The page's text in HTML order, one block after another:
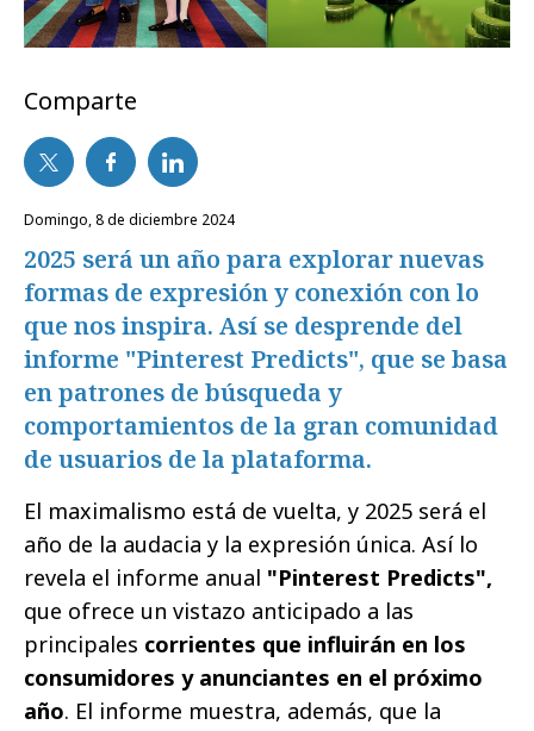
Comparte
domingo, 8 de diciembre 2024
2025 será un año para explorar nuevas
formas de expresión y conexión con lo
que nos inspira. Así se desprende del
informe "Pinterest Predicts", que se basa
en patrones de búsqueda y
comportamientos de la gran comunidad
de usuarios de la plataforma.
El maximalismo está de vuelta, y 2025 será el
año de la audacia y la expresión única. Así lo
revela el informe anual "Pinterest Predicts",
que ofrece un vistazo anticipado a las
principales corrientes que influirán en los
consumidores y anunciantes en el próximo
año. El informe muestra, además, que la